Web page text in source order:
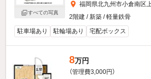
すべての写真
福岡県北九州市小倉南区
2階建 / 新築 / 軽量鉄骨
駐車場あり
駐輪場あり 宅配ボックス
8万円
（管理費3,000円）